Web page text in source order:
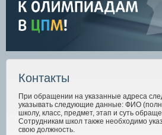
Контакты
При обращении на указанные адреса
указывать следующие данные: ФИО
школу, класс, предмет, этап и суть
Сотрудникам школ также необходимо
свою должность.